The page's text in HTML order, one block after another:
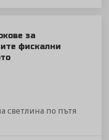
за
фискални
светлина по пътя